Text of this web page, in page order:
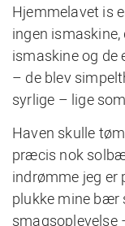
Hjemmelavet is
ingen
ismaskine og de
– de blev
syrlige – lige
Haven skulle
præcis nok
indrømme jeg er
plukke mine bær
smagsoplevelse